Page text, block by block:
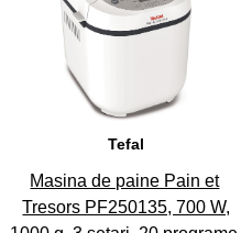
Tefal
Masina de paine Pain et
Tresors PF250135, 700 W,